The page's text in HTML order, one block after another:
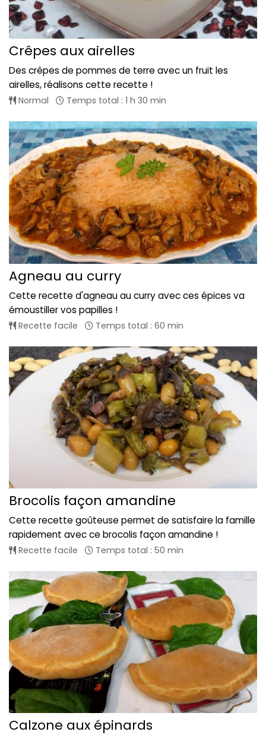
Crêpes aux airelles
Des crêpes de pommes de terre avec un fruit les
airelles, réalisons cette recette !
Normal Temps total : 1 h 30 min
Agneau au curry
Cette recette d'agneau au curry avec ces épices va
émoustiller vos papilles !
Recette facile Temps total : 60 min
Brocolis façon amandine
Cette recette goûteuse permet de satisfaire la famille
rapidement avec ce brocolis façon amandine !
Recette facile Temps total : 50 min
Calzone aux épinards